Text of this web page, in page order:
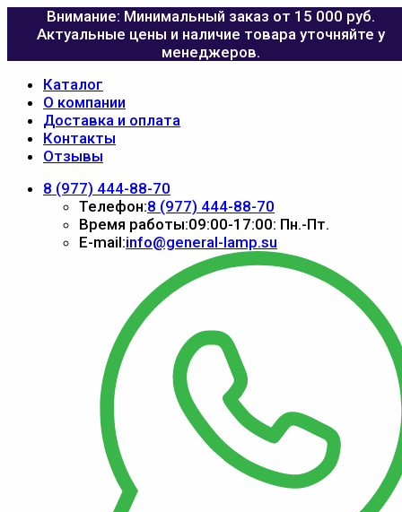
Внимание: Минимальный заказ от 15 000 руб.
Актуальные цены и наличие товара уточняйте у
менеджеров.
Каталог
О компании
Доставка и оплата
Контакты
Отзывы
8 (977) 444-88-70
Телефон:8 (977) 444-88-70
Время работы:09:00-17:00: Пн.-Пт.
E-mail:info@general-lamp.su